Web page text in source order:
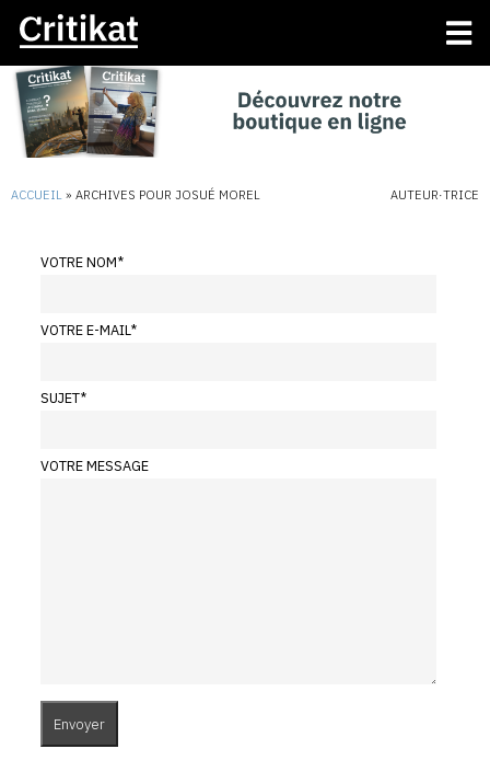
ACCUEIL » ARCHIVES POUR JOSUÉ MOREL AUTEUR·TRICE
VOTRE NOM*
VOTRE E-MAIL*
SUJET*
VOTRE MESSAGE